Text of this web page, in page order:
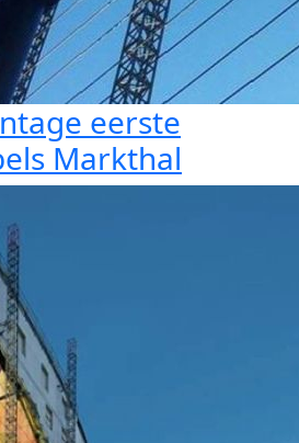
eerste
Markthal